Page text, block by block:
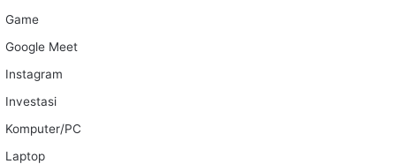
Game
Google Meet
Instagram
Investasi
Komputer/PC
Laptop